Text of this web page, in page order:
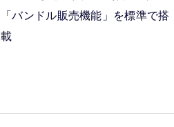
「バンドル販売機能」を標準で搭
載